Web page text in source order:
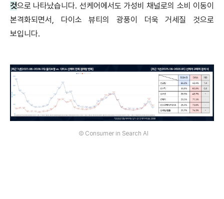
것으로 나타났습니다. 선케어에서도 가성비 채널로의 소비 이동이
본격화되면서
다이소 뷰티의 광풍이 더욱 거세질 것으로
보입니다.
Ⓒ Consumer in Search AI